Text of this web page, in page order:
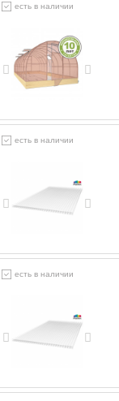
есть в наличии
есть в наличии
есть в наличии